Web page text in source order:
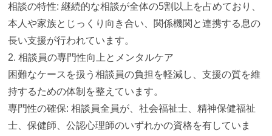
相談の特性: 継続的な相談が全体の5割以上を占めており、
本人や家族とじっくり向き合い、 関係機関と連携する息の
長い支援が行われています。
2. 相談員の専門性向上とメンタルケア
困難なケースを扱う相談員の負担を軽減し、支援の質を維
持するための体制を整えています。
専門性の確保: 相談員全員が、社会福祉士、精神保健福祉
士、保健師、公認心理師のいずれかの資格を有していま